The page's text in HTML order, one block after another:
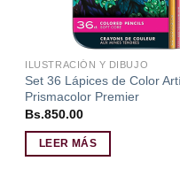
ILUSTRACIÓN Y DIBUJO
Set 36 Lápices de Color
Prismacolor Premier
Bs.850.00
LEER MÁS